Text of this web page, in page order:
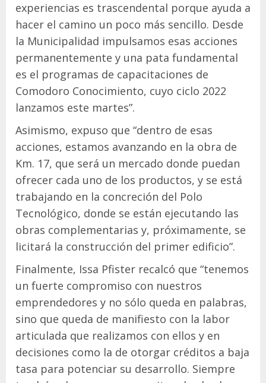
experiencias es trascendental porque ayuda a
hacer el camino un poco más sencillo. Desde
la Municipalidad impulsamos esas acciones
permanentemente y una pata fundamental
es el programas de capacitaciones de
Comodoro Conocimiento, cuyo ciclo 2022
lanzamos este martes”.
Asimismo, expuso que “dentro de esas
acciones, estamos avanzando en la obra de
Km. 17, que será un mercado donde puedan
ofrecer cada uno de los productos, y se está
trabajando en la concreción del Polo
Tecnológico, donde se están ejecutando las
obras complementarias y, próximamente, se
licitará la construcción del primer edificio”.
Finalmente, Issa Pfister recalcó que “tenemos
un fuerte compromiso con nuestros
emprendedores y no sólo queda en palabras,
sino que queda de manifiesto con la labor
articulada que realizamos con ellos y en
decisiones como la de otorgar créditos a baja
tasa para potenciar su desarrollo. Siempre